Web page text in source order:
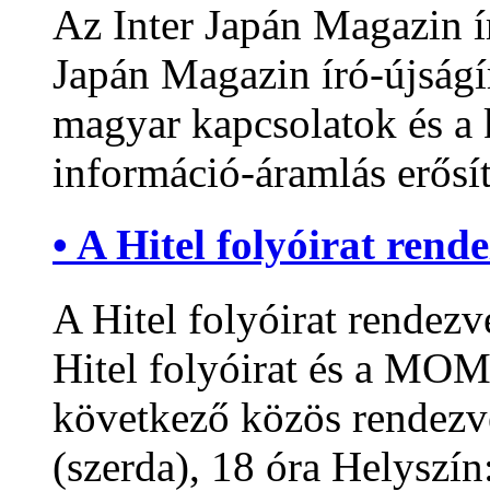
Az Inter Japán
Japán Magazin író-
magyar kapcsolatok és
információ-áramlás
• A Hitel folyóirat
A Hitel folyóirat
Hitel folyóirat és a
következő közös
(szerda), 18 óra